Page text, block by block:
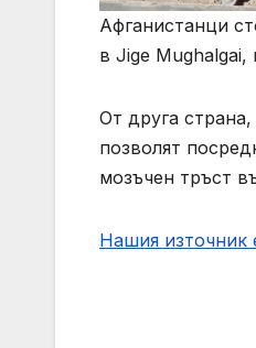
Афганистанци
в Jige
От друга
позволят
мозъчен тръст
Нашия източник